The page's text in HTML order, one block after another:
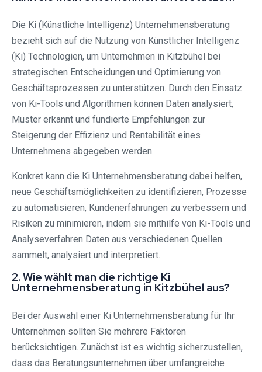
Die Ki (Künstliche Intelligenz) Unternehmensberatung
bezieht sich auf die Nutzung von Künstlicher Intelligenz
(Ki) Technologien, um Unternehmen in Kitzbühel bei
strategischen Entscheidungen und Optimierung von
Geschäftsprozessen zu unterstützen. Durch den Einsatz
von Ki-Tools und Algorithmen können Daten analysiert,
Muster erkannt und fundierte Empfehlungen zur
Steigerung der Effizienz und Rentabilität eines
Unternehmens abgegeben werden.
Konkret kann die Ki Unternehmensberatung dabei helfen,
neue Geschäftsmöglichkeiten zu identifizieren, Prozesse
zu automatisieren, Kundenerfahrungen zu verbessern und
Risiken zu minimieren, indem sie mithilfe von Ki-Tools und
Analyseverfahren Daten aus verschiedenen Quellen
sammelt, analysiert und interpretiert.
2. Wie wählt man die richtige Ki
Unternehmensberatung in Kitzbühel aus?
Bei der Auswahl einer Ki Unternehmensberatung für Ihr
Unternehmen sollten Sie mehrere Faktoren
berücksichtigen. Zunächst ist es wichtig sicherzustellen,
dass das Beratungsunternehmen über umfangreiche